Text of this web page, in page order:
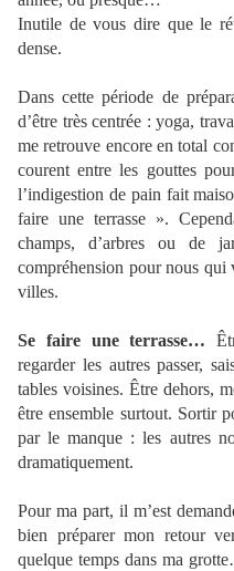
Inutile de vous dire que le
dense.
Dans cette période de
d’être très centrée : yoga,
me retrouve encore en total
courent entre les gouttes
l’indigestion de pain fait
faire une terrasse ».
champs, d’arbres ou de
compréhension pour nous qui
villes.
Se faire une terrasse…
regarder les autres passer,
tables voisines. Être dehors,
être ensemble surtout. Sortir
par le manque : les autres
dramatiquement.
Pour ma part, il m’est
bien préparer mon retour
quelque temps dans ma